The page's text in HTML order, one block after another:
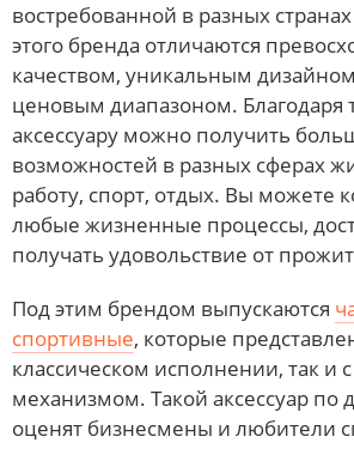
востребованной в разных
этого бренда отличаются
качеством, уникальным
ценовым диапазоном. Благодаря
аксессуару можно получить
возможностей в разных сферах
работу, спорт, отдых. Вы можете
любые жизненные процессы,
получать удовольствие от
Под этим брендом выпускаются
спортивные, которые
классическом исполнении, так и
механизмом. Такой аксессуар по
оценят бизнесмены и любители